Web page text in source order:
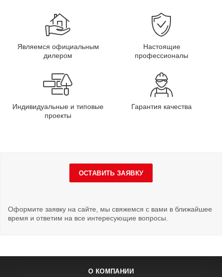
Являемся официальным
дилером
Настоящие
профессионалы
Индивидуальные и типовые
проекты
Гарантия качества
ОСТАВИТЬ ЗАЯВКУ
Оформите заявку на сайте, мы свяжемся с вами в ближайшее
время и ответим на все интересующие вопросы.
О КОМПАНИИ